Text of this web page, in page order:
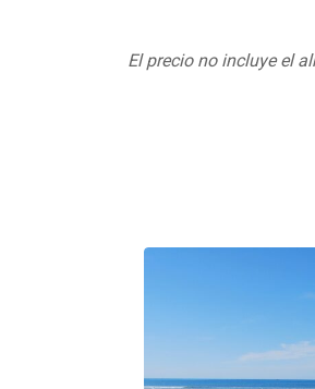
El precio no incluye el